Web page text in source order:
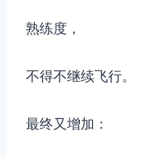
熟练度，
不得不继续飞行。
最终又增加：